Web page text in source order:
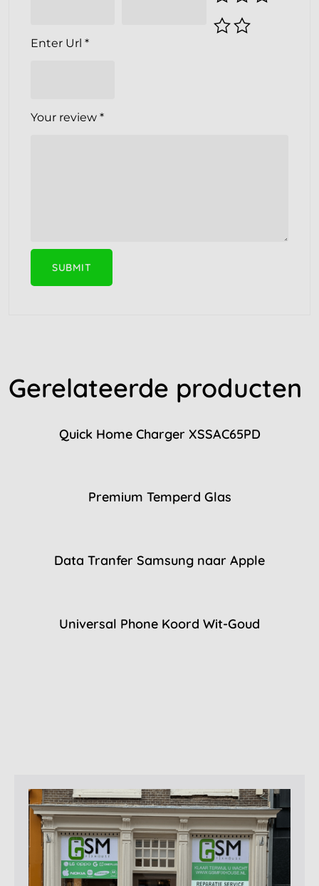
Enter Url *
Your review *
Gerelateerde producten
Quick Home Charger XSSAC65PD
Premium Temperd Glas
Data Tranfer Samsung naar Apple
Universal Phone Koord Wit-Goud